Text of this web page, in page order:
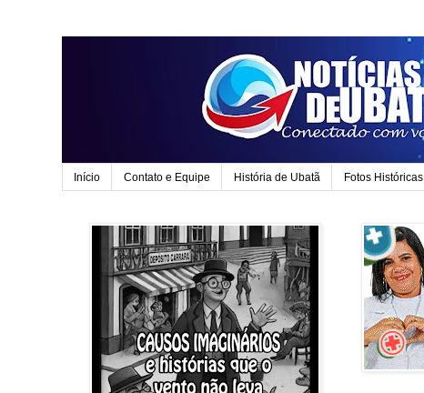
Início Contato e Equipe História de Ubatã Fotos Históricas